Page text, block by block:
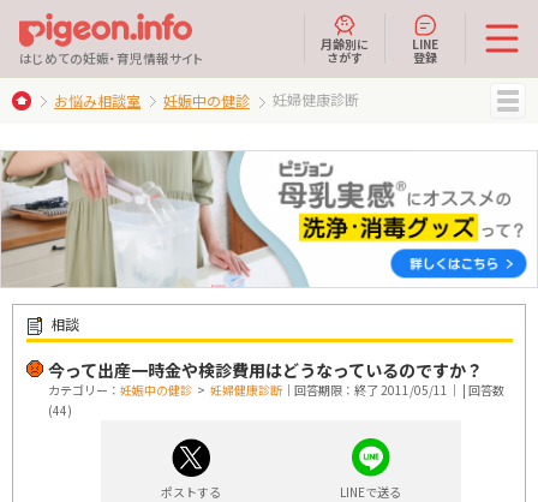
はじめての妊娠・育児情報サイト
月齢別に
さがす
LINE
登録
お悩み相談室 妊娠中の健診 妊婦健康診断
相談
今って出産一時金や検診費用はどうなっているのですか？
カテゴリー： 妊娠中の健診 > 妊婦健康診断 ｜回答期限：終了 2011/05/11｜ | 回答数
(44)
ポストする LINEで送る